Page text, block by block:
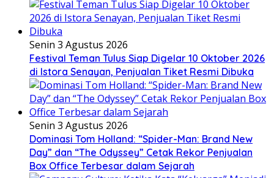
Senin 3 Agustus 2026
Festival Teman Tulus Siap Digelar 10 Oktober 2026
di Istora Senayan, Penjualan Tiket Resmi Dibuka
Senin 3 Agustus 2026
Dominasi Tom Holland: “Spider-Man: Brand New
Day” dan “The Odyssey” Cetak Rekor Penjualan
Box Office Terbesar dalam Sejarah